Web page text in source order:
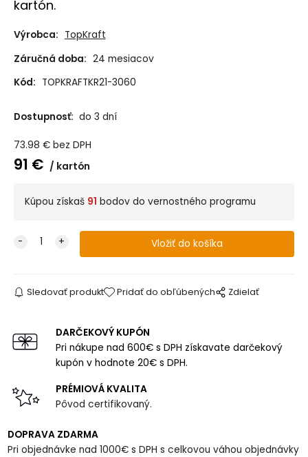
kartón.
Výrobca: TopKraft
Záručná doba: 24 mesiacov
Kód: TOPKRAFTKR21-3060
Dostupnosť: do 3 dní
73.98 € bez DPH
91 € kartón
Kúpou získaš 91 bodov do vernostného programu
Sledovať produkt Pridať do obľúbených Zdielať
DARČEKOVÝ KUPÓN
Pri nákupe nad 600€ s DPH získavate darčekový
kupón v hodnote 20€ s DPH.
PRÉMIOVÁ KVALITA
Pôvod certifikovaný.
DOPRAVA ZDARMA
Pri objednávke nad 1000€ s DPH s celkovou váhou objednávky